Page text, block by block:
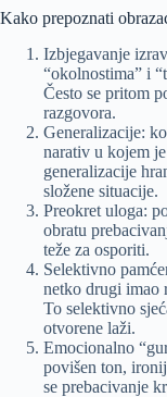
Kako prepoznati
Izbjegavanje
“okolnostima” i
Često se pritom
razgovora.
Generalizacije:
narativ u kojem
generalizacije
složene situacije.
Preokret uloga:
obratu
teže za osporiti.
Selektivno
netko drugi imao
To selektivno
otvorene laži.
Emocionalno
povišen ton,
se prebacivanje